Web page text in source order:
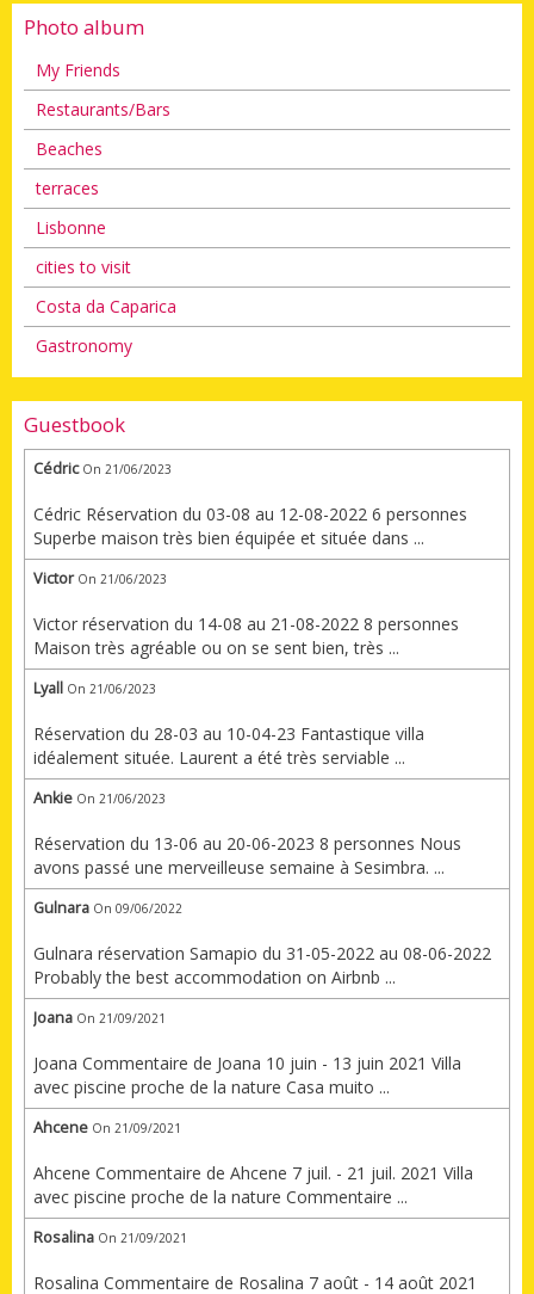
Photo album
My Friends
Restaurants/Bars
Beaches
terraces
Lisbonne
cities to visit
Costa da Caparica
Gastronomy
Guestbook
Cédric On 21/06/2023
Cédric Réservation du 03-08 au 12-08-2022 6 personnes
Superbe maison très bien équipée et située dans ...
Victor On 21/06/2023
Victor réservation du 14-08 au 21-08-2022 8 personnes
Maison très agréable ou on se sent bien, très ...
Lyall On 21/06/2023
Réservation du 28-03 au 10-04-23 Fantastique villa
idéalement située. Laurent a été très serviable ...
Ankie On 21/06/2023
Réservation du 13-06 au 20-06-2023 8 personnes Nous
avons passé une merveilleuse semaine à Sesimbra. ...
Gulnara On 09/06/2022
Gulnara réservation Samapio du 31-05-2022 au 08-06-2022
Probably the best accommodation on Airbnb ...
Joana On 21/09/2021
Joana Commentaire de Joana 10 juin - 13 juin 2021 Villa
avec piscine proche de la nature Casa muito ...
Ahcene On 21/09/2021
Ahcene Commentaire de Ahcene 7 juil. - 21 juil. 2021 Villa
avec piscine proche de la nature Commentaire ...
Rosalina On 21/09/2021
Rosalina Commentaire de Rosalina 7 août - 14 août 2021